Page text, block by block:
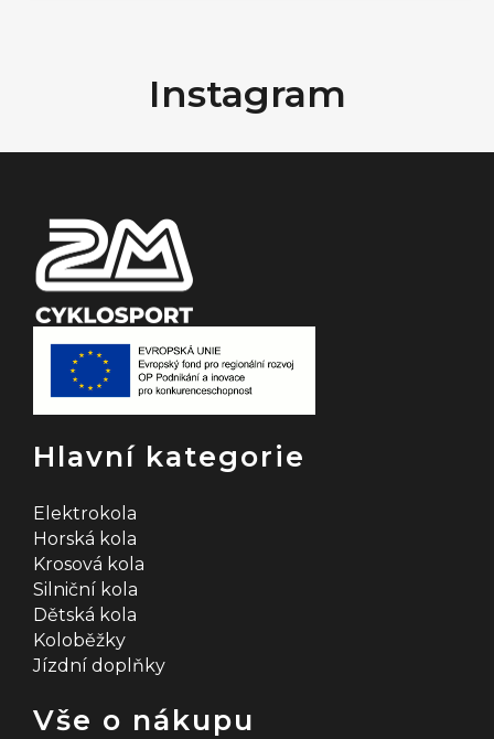
t
Instagram
Hlavní kategorie
Elektrokola
Horská kola
Krosová kola
Silniční kola
Dětská kola
Koloběžky
Jízdní doplňky
Vše o nákupu